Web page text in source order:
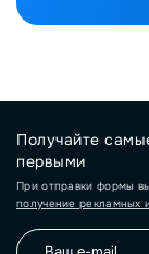
Получайте
первыми
При отправки формы
получение рекламных